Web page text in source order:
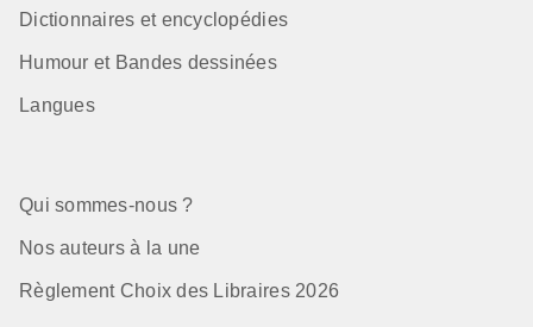
Dictionnaires et encyclopédies
Humour et Bandes dessinées
Langues
Qui sommes-nous ?
Nos auteurs à la une
Règlement Choix des Libraires 2026